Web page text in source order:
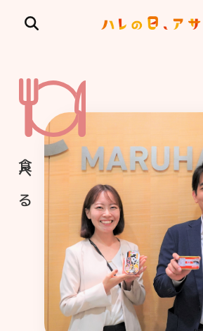
食べる
飲む
暮らす
遊ぶ
考える